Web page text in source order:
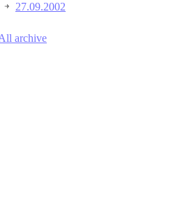
27.09.2002
archive